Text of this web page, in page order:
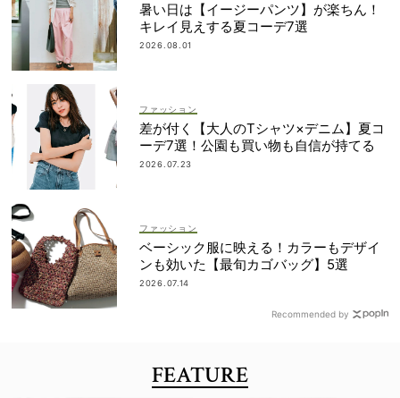
暑い日は【イージーパンツ】が楽ちん！
キレイ見えする夏コーデ7選
2026.08.01
ファッション
差が付く【大人のTシャツ×デニム】夏コ
ーデ7選！公園も買い物も自信が持てる
2026.07.23
ファッション
ベーシック服に映える！カラーもデザイ
ンも効いた【最旬カゴバッグ】5選
2026.07.14
Recommended by
FEATURE